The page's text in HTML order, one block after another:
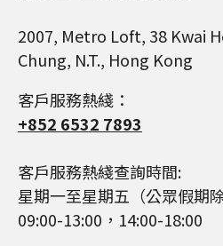
2007, Metro Loft, 38 Kwai
Chung, N.T., Hong Kong
客戶服務熱綫：
+852 6532 7893
客戶服務熱綫查詢時間:
星期一至星期五（公眾假期除
09:00-13:00，14:00-18:00